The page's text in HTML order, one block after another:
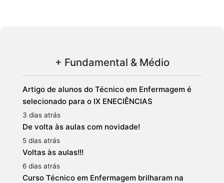
+ Fundamental & Médio
Artigo de alunos do Técnico em Enfermagem é
selecionado para o IX ENECIÊNCIAS
3 dias atrás
De volta às aulas com novidade!
5 dias atrás
Voltas às aulas!!!
6 dias atrás
Curso Técnico em Enfermagem brilharam na